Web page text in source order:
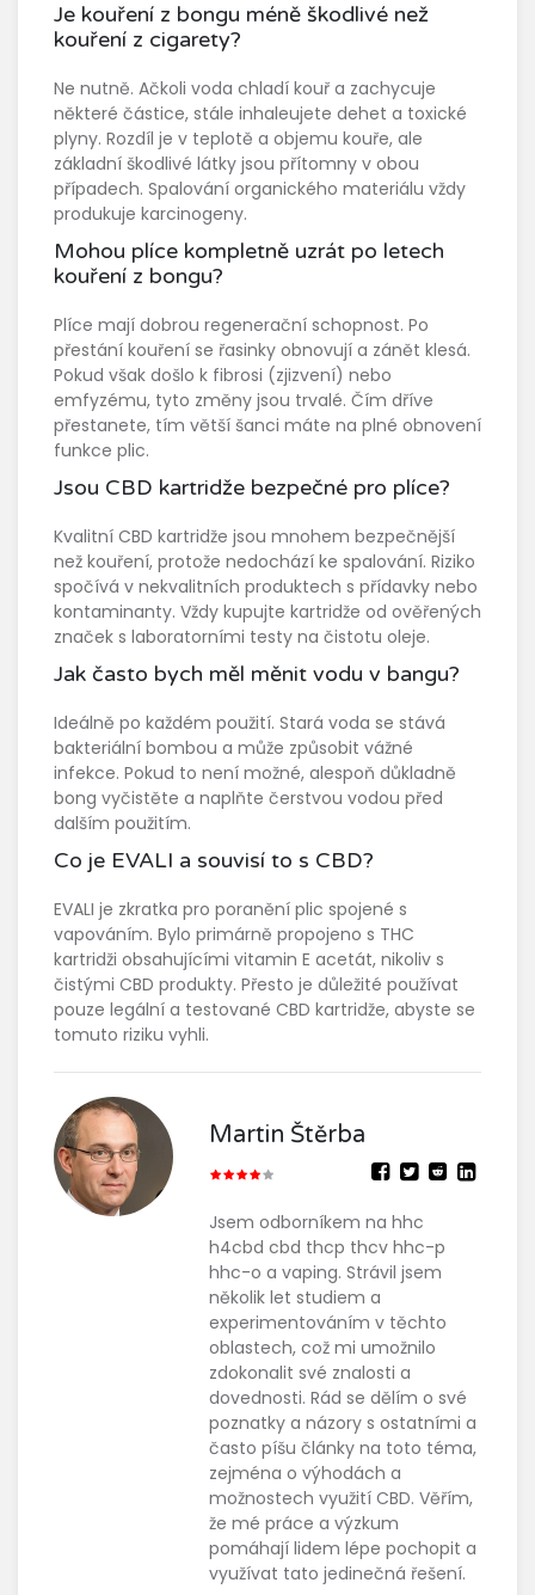
Je kouření z bongu méně škodlivé než
kouření z cigarety?
Ne nutně. Ačkoli voda chladí kouř a zachycuje
některé částice, stále inhaleujete dehet a toxické
plyny. Rozdíl je v teplotě a objemu kouře, ale
základní škodlivé látky jsou přítomny v obou
případech. Spalování organického materiálu vždy
produkuje karcinogeny.
Mohou plíce kompletně uzrát po letech
kouření z bongu?
Plíce mají dobrou regenerační schopnost. Po
přestání kouření se řasinky obnovují a zánět klesá.
Pokud však došlo k fibrosi (zjizvení) nebo
emfyzému, tyto změny jsou trvalé. Čím dříve
přestanete, tím větší šanci máte na plné obnovení
funkce plic.
Jsou CBD kartridže bezpečné pro plíce?
Kvalitní CBD kartridže jsou mnohem bezpečnější
než kouření, protože nedochází ke spalování. Riziko
spočívá v nekvalitních produktech s přídavky nebo
kontaminanty. Vždy kupujte kartridže od ověřených
značek s laboratorními testy na čistotu oleje.
Jak často bych měl měnit vodu v bangu?
Ideálně po každém použití. Stará voda se stává
bakteriální bombou a může způsobit vážné
infekce. Pokud to není možné, alespoň důkladně
bong vyčistěte a naplňte čerstvou vodou před
dalším použitím.
Co je EVALI a souvisí to s CBD?
EVALI je zkratka pro poranění plic spojené s
vapováním. Bylo primárně propojeno s THC
kartridži obsahujícími vitamin E acetát, nikoliv s
čistými CBD produkty. Přesto je důležité používat
pouze legální a testované CBD kartridže, abyste se
tomuto riziku vyhli.
Martin Štěrba
Jsem odborníkem na hhc
h4cbd cbd thcp thcv hhc-p
hhc-o a vaping. Strávil jsem
několik let studiem a
experimentováním v těchto
oblastech, což mi umožnilo
zdokonalit své znalosti a
dovednosti. Rád se dělím o své
poznatky a názory s ostatními a
často píšu články na toto téma,
zejména o výhodách a
možnostech využití CBD. Věřím,
že mé práce a výzkum
pomáhají lidem lépe pochopit a
využívat tato jedinečná řešení.